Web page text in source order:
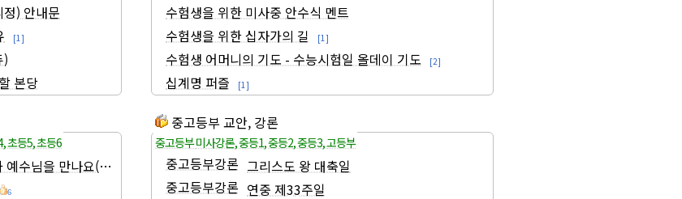
) 안내문
[1]
)
본당
수험생을 위한 미사중 안수식 멘트
수험생을 위한 십자가의 길
[1]
수험생 어머니의 기도 - 수능시험일 올데이 기도 [2]
십계명 퍼즐 [1]
,초등5,초등6
수님을 만나요(PPT)
6
중고등부 교안, 강론
중고등부 미사강론,중등1,중등2,중등3,고등부
중고등부강론 그리스도 왕 대축일
중고등부강론 연중 제33주일